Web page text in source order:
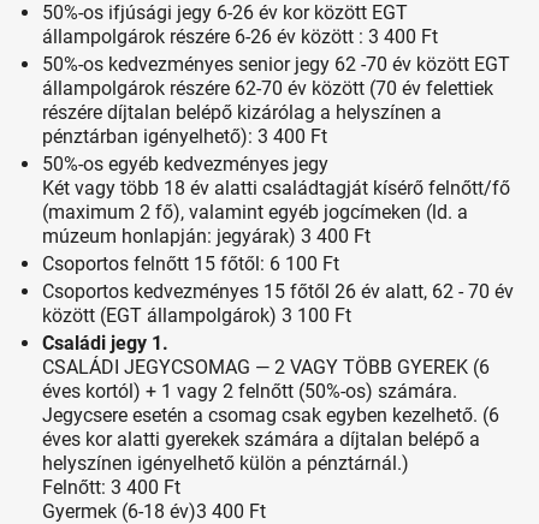
50%-os ifjúsági jegy 6-26 év kor között EGT
állampolgárok részére 6-26 év között : 3 400 Ft
50%-os kedvezményes senior jegy 62 -70 év között EGT
állampolgárok részére 62-70 év között (70 év felettiek
részére díjtalan belépő kizárólag a helyszínen a
pénztárban igényelhető): 3 400 Ft
50%-os egyéb kedvezményes jegy
Két vagy több 18 év alatti családtagját kísérő felnőtt/fő
(maximum 2 fő), valamint egyéb jogcímeken (ld. a
múzeum honlapján: jegyárak) 3 400 Ft
Csoportos felnőtt 15 főtől: 6 100 Ft
Csoportos kedvezményes 15 főtől 26 év alatt, 62 - 70 év
között (EGT állampolgárok) 3 100 Ft
Családi jegy 1.
CSALÁDI JEGYCSOMAG — 2 VAGY TÖBB GYEREK (6
éves kortól) + 1 vagy 2 felnőtt (50%-os) számára.
Jegycsere esetén a csomag csak egyben kezelhető. (6
éves kor alatti gyerekek számára a díjtalan belépő a
helyszínen igényelhető külön a pénztárnál.)
Felnőtt: 3 400 Ft
Gyermek (6-18 év)3 400 Ft